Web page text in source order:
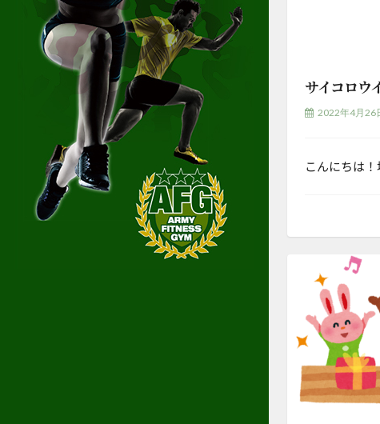
サイコロウ
2022年4月26
こんにちは